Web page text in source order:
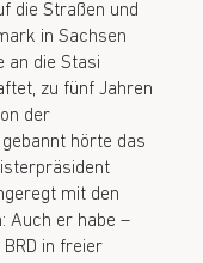
die Straßen und
in Sachsen
an die Stasi
zu fünf Jahren
der
hörte das
mit den
Auch er habe –
in freier